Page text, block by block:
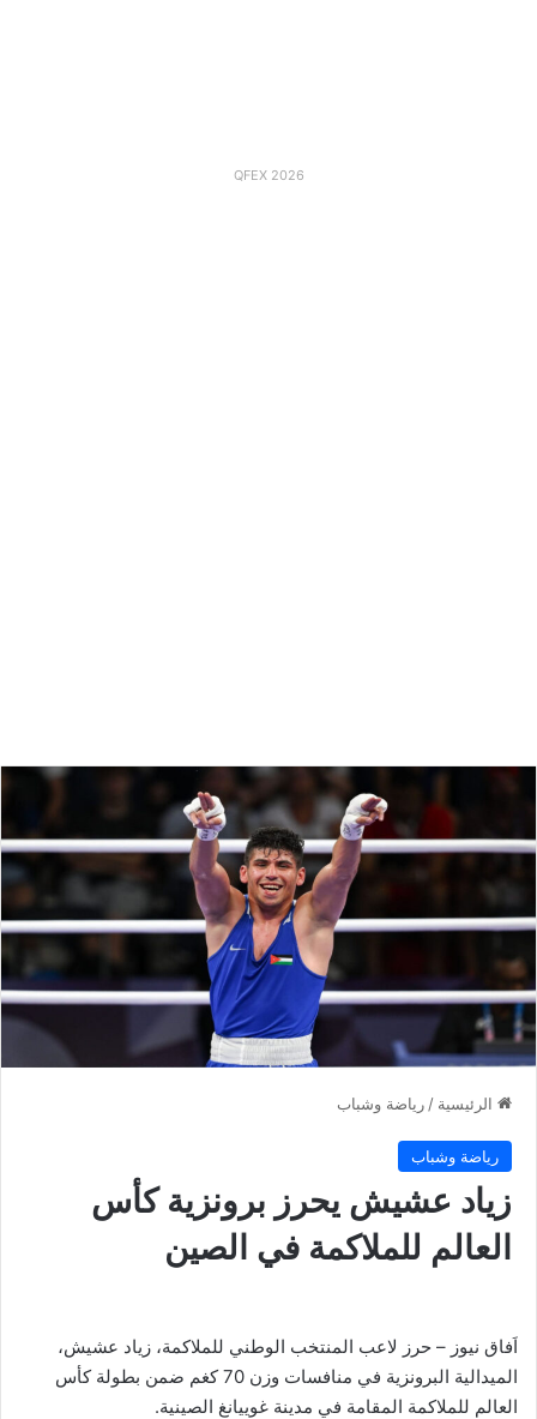
QFEX 2026
الرئيسية / رياضة وشباب
رياضة وشباب
زياد عشيش يحرز برونزية كأس
العالم للملاكمة في الصين
اَفاق نيوز – حرز لاعب المنتخب الوطني للملاكمة، زياد عشيش،
الميدالية البرونزية في منافسات وزن 70 كغم ضمن بطولة كأس
العالم للملاكمة المقامة في مدينة غوييانغ الصينية.